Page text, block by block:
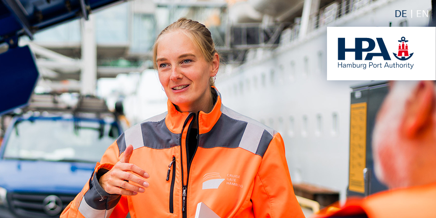
DE EN
Center der HPA
aller Verkehrsmeldungen im Hafen am